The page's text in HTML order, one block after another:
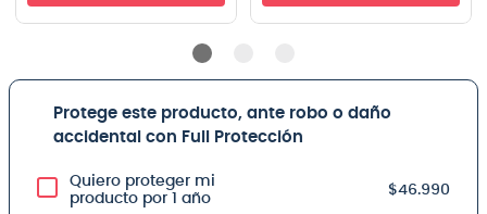
Protege este producto, ante robo o daño
accidental con Full Protección
Quiero proteger mi
producto por 1 año
$46.990